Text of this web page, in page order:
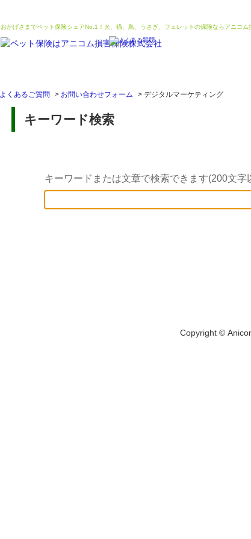
おかげさまでペット保険シェアNo.1！犬、猫、鳥、うさぎ、フェレットの保険ならアニコム
よくあるご質問 > お問い合わせフォーム > デジタルマーケティング
キーワード検索
キーワードまたは文章で検索できます(200文字
Copyright ©